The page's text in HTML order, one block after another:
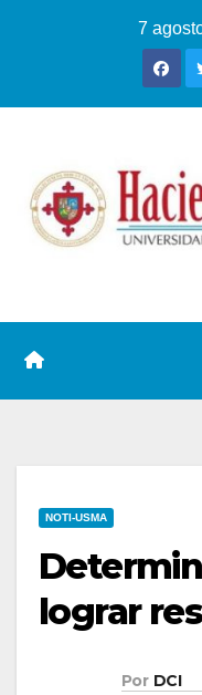
7
NOTI-USMA
lograr
Por DCI